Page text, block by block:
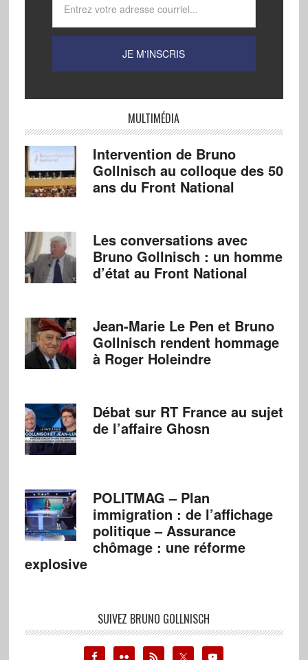
MULTIMÉDIA
Intervention de Bruno
Gollnisch au colloque des 50
ans du Front National
Les conversations avec
Bruno Gollnisch : un homme
d’état au Front National
Jean-Marie Le Pen et Bruno
Gollnisch rendent hommage
à Roger Holeindre
Débat sur RT France au sujet
de l’affaire Ghosn
POLITMAG – Plan
immigration : de l’affichage
politique – Assurance
chômage : une réforme
explosive
SUIVEZ BRUNO GOLLNISCH